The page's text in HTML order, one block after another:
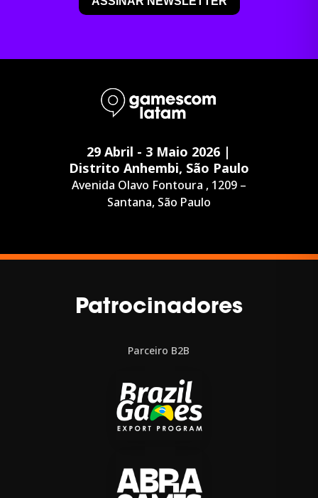
29 Abril - 3 Maio 2026 |
Distrito Anhembi, São Paulo
Avenida Olavo Fontoura , 1209 –
Santana, São Paulo
Patrocinadores
Parceiro B2B